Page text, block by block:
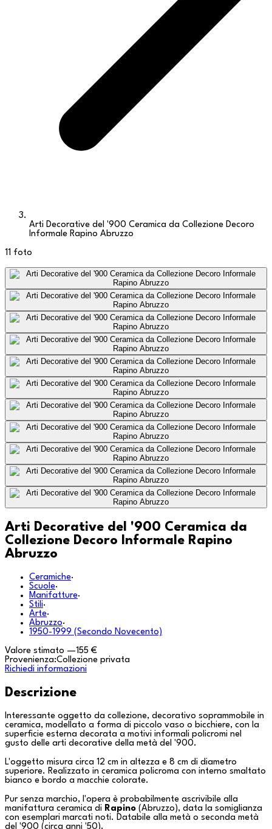
Arti Decorative del '900 Ceramica da Collezione Decoro
Informale Rapino Abruzzo
11 foto
Arti Decorative del '900 Ceramica da
Collezione Decoro Informale Rapino
Abruzzo
Ceramiche·
Scuole·
Manifatture·
Stili·
Arte·
Abruzzo·
1950-1999 (Secondo Novecento)
Valore stimato —155 €
Provenienza:Collezione privata
Richiedi informazioni
Descrizione
Interessante oggetto da collezione, decorativo soprammobile in
ceramica, modellato a forma di piccolo vaso o bicchiere, con la
superficie esterna decorata a motivi informali policromi nel
gusto delle arti decorative della metà del '900.
L'oggetto misura circa 12 cm in altezza e 8 cm di diametro
superiore. Realizzato in ceramica policroma con interno smaltato
bianco e bordo a macchie colorate.
Pur senza marchio, l'opera è probabilmente ascrivibile alla
manifattura ceramica di Rapino (Abruzzo), data la somiglianza
con esemplari marcati noti. Databile alla metà o seconda metà
del '900 (circa anni '50).